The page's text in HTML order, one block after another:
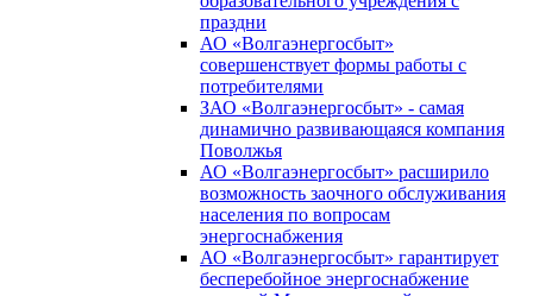
праздни
АО «Волгаэнергосбыт»
совершенствует формы работы с
потребителями
ЗАО «Волгаэнергосбыт» - самая
динамично развивающаяся компания
Поволжья
АО «Волгаэнергосбыт» расширило
возможность заочного обслуживания
населения по вопросам
энергоснабжения
АО «Волгаэнергосбыт» гарантирует
бесперебойное энергоснабжение